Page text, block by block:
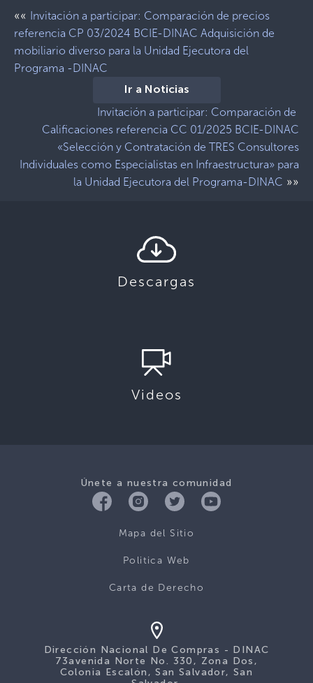
«« Invitación a participar: Comparación de precios
referencia CP 03/2024 BCIE-DINAC Adquisición de
mobiliario diverso para la Unidad Ejecutora del
Programa -DINAC
Ir a Noticias
Invitación a participar: Comparación de
Calificaciones referencia CC 01/2025 BCIE-DINAC
«Selección y Contratación de TRES Consultores
Individuales como Especialistas en Infraestructura» para
la Unidad Ejecutora del Programa-DINAC »»
Descargas
Videos
Únete a nuestra comunidad
Mapa del Sitio
Politica Web
Carta de Derecho
Dirección Nacional De Compras - DINAC
73avenida Norte No. 330, Zona Dos,
Colonia Escalón, San Salvador, San